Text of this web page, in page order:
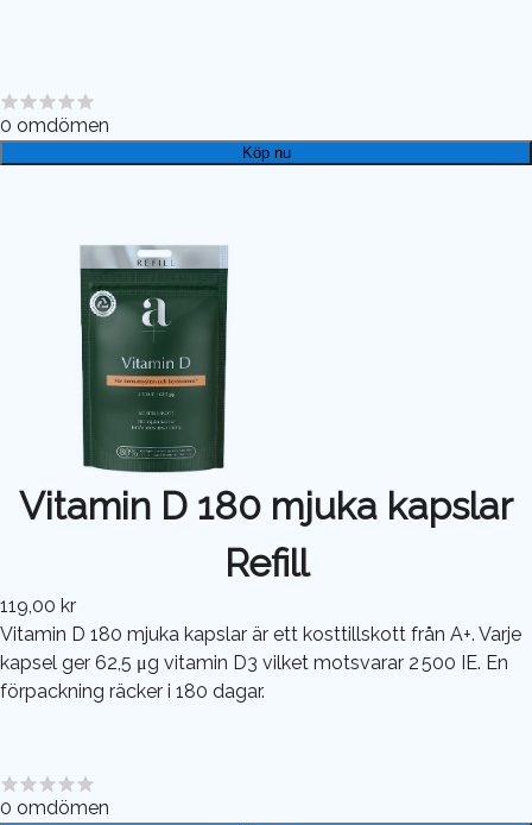
0 omdömen
Köp nu
Vitamin D 180 mjuka kapslar
Refill
119,00 kr
Vitamin D 180 mjuka kapslar är ett kosttillskott från A+. Varje
kapsel ger 62,5 μg vitamin D3 vilket motsvarar 2 500 IE. En
förpackning räcker i 180 dagar.
0 omdömen